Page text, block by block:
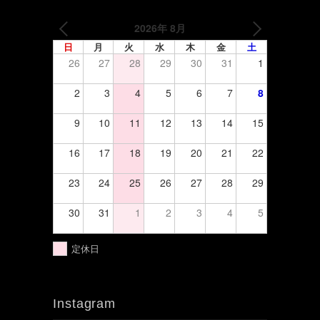
2026年 8月
日 月 火 水 木 金 土
26 27 28 29 30 31 1
2 3 4 5 6 7 8
9 10 11 12 13 14 15
16 17 18 19 20 21 22
23 24 25 26 27 28 29
30 31 1 2 3 4 5
定休日
Instagram